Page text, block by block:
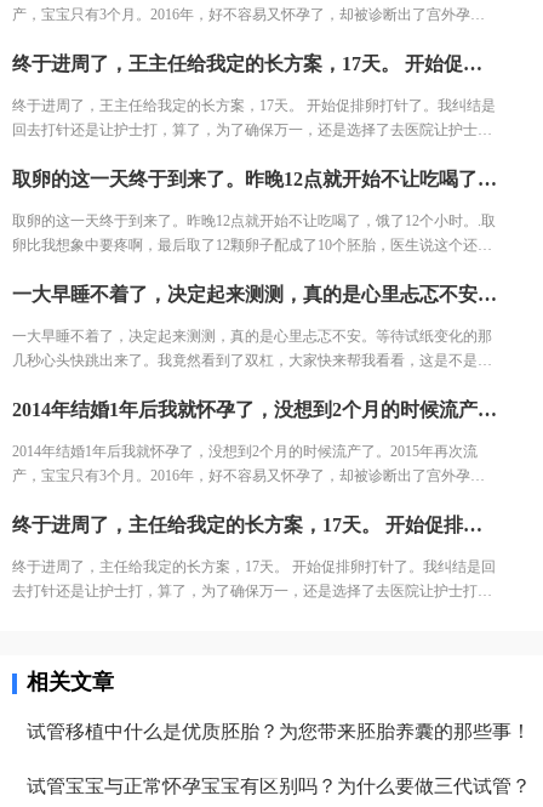
产，宝宝只有3个月。2016年，好不容易又怀孕了，却被诊断出了宫外孕。
我，万般无奈下，我踏上了试管的旅途。 我拉着老公来到了郑大三附院的生
手上的纸张，一个窗口一个窗口的去检查了。这样检查的日子，一直持续了
一个月，所有检查结果才凑齐。
终于进周了，王主任给我定的长方案，17天。 开始促排卵打针了。我纠结是回去打针还是让护士打，算了，为了确保万一，还是选择了去医院让护士打。今天去打针的人还是挺多的，再有耐心的护士也无法保持笑脸。给我打针的护士进到注射室的时候，满脸疲惫，但是还是耐心的给我打针了!
终于进周了，王主任给我定的长方案，17天。 开始促排卵打针了。我纠结是
回去打针还是让护士打，算了，为了确保万一，还是选择了去医院让护士
针的护士进到注射室的时候，满脸疲惫，但是还是耐心的给我打针了!
取卵的这一天终于到来了。昨晚12点就开始不让吃喝了，饿了12个小时。.取卵比我想象中要疼啊，最后取了12颗卵子配成了10个胚胎，医生说这个还是不错的结果了，我也不知道算好不算，但是我尽力了啊。医生建议我继续养囊。没想到配成了5个囊胚！太高兴了，今天我要吃点好吃的庆祝下。
取卵的这一天终于到来了。昨晚12点就开始不让吃喝了，饿了12个小时。.取
卵比我想象中要疼啊，最后取了12颗卵子配成了10个胚胎，医生说这个还是
囊。没想到配成了5个囊胚！太高兴了，今天我要吃点好吃的庆祝下。
一大早睡不着了，决定起来测测，真的是心里忐忑不安。等待试纸变化的那几秒心头快跳出来了。我竟然看到了双杠，大家快来帮我看看，这是不是显示我怀孕了。
一大早睡不着了，决定起来测测，真的是心里忐忑不安。等待试纸变化的那
几秒心头快跳出来了。我竟然看到了双杠，大家快来帮我看看，这是不是显
2014年结婚1年后我就怀孕了，没想到2个月的时候流产了。2015年再次流产，宝宝只有3个月。2016年，好不容易又怀孕了，却被诊断出了宫外孕。接下来的2年，一直没有怀孕的音信。 不知道为什么命运要一直这样折磨我，万般无奈下，我踏上了试管的旅途。 我拉着老公来到了郑大三附院的生殖中心。 初步问诊，医生给了我一叠厚厚的检查单。我按照检查单并对照着手上的纸张，一个窗口一个窗口的去检查了。这样检查的日子，一直持续了一个月，所有检查结果才凑齐。
2014年结婚1年后我就怀孕了，没想到2个月的时候流产了。2015年再次流
产，宝宝只有3个月。2016年，好不容易又怀孕了，却被诊断出了宫外孕。
我，万般无奈下，我踏上了试管的旅途。 我拉着老公来到了郑大三附院的生
手上的纸张，一个窗口一个窗口的去检查了。这样检查的日子，一直持续了
一个月，所有检查结果才凑齐。
终于进周了，主任给我定的长方案，17天。 开始促排卵打针了。我纠结是回去打针还是让护士打，算了，为了确保万一，还是选择了去医院让护士打。今天去打针的人还是挺多的，再有耐心的护士也无法保持笑脸。给我打针的护士进到注射室的时候，满脸疲惫，但是还是耐心的给我打针了。
终于进周了，主任给我定的长方案，17天。 开始促排卵打针了。我纠结是回
去打针还是让护士打，算了，为了确保万一，还是选择了去医院让护士打。
相关文章
试管移植中什么是优质胚胎？为您带来胚胎养囊的那些事！
试管宝宝与正常怀孕宝宝有区别吗？为什么要做三代试管？